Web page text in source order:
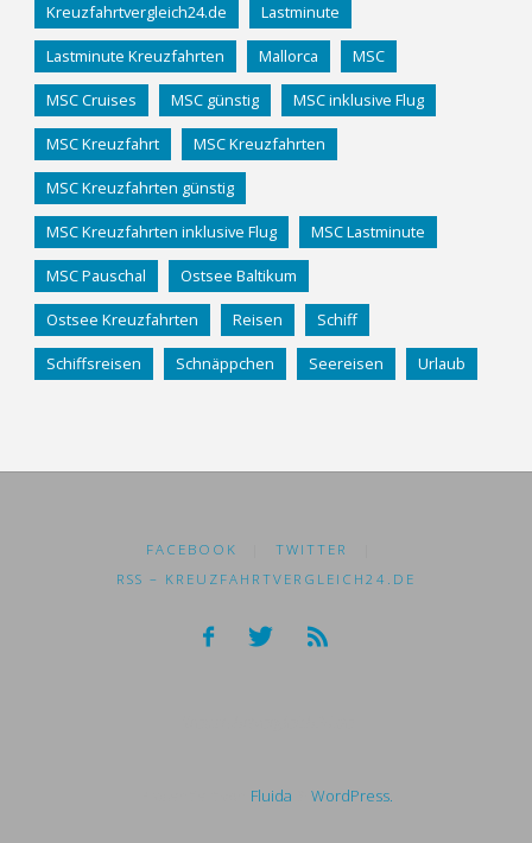
Kreuzfahrtvergleich24.de Lastminute
Lastminute Kreuzfahrten Mallorca MSC
MSC Cruises MSC günstig MSC inklusive Flug
MSC Kreuzfahrt MSC Kreuzfahrten
MSC Kreuzfahrten günstig
MSC Kreuzfahrten inklusive Flug MSC Lastminute
MSC Pauschal Ostsee Baltikum
Ostsee Kreuzfahrten Reisen Schiff
Schiffsreisen Schnäppchen Seereisen Urlaub
FACEBOOK TWITTER
RSS – KREUZFAHRTVERGLEICH24.DE
Fluida WordPress.